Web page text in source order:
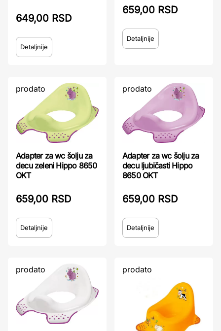
649,00 RSD
Detaljnije
659,00 RSD
Detaljnije
prodato
Adapter za wc šolju za
decu zeleni Hippo 8650
OKT
659,00 RSD
Detaljnije
prodato
Adapter za wc šolju za
decu ljubičasti Hippo
8650 OKT
659,00 RSD
Detaljnije
prodato prodato